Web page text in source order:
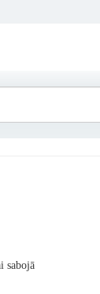
sabojā